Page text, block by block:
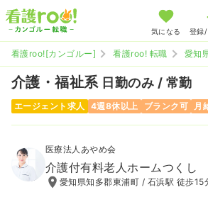
気になる 登録/
看護roo![カンゴルー] 看護roo! 転職 愛知
介護・福祉系 日勤のみ / 常勤
エージェント求人 4週8休以上 ブランク可 月
医療法人あやめ会
介護付有料老人ホームつくし
愛知県知多郡東浦町 / 石浜駅 徒歩15